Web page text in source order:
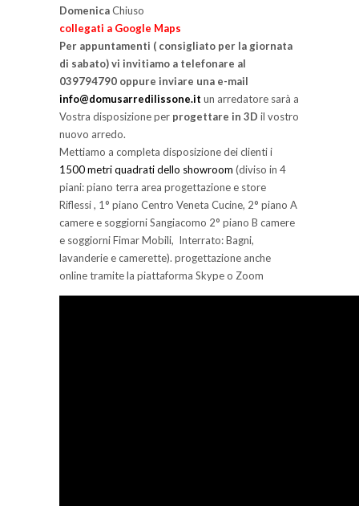
DomenicaChiuso
collegati a Google Maps
Per appuntamenti ( consigliato per la giornata
di sabato) vi invitiamo a telefonare al
039794790 oppure inviare una e-mail
info@domusarredilissone.it un arredatore sarà a
Vostra disposizione per progettare in 3D il vostro
nuovo arredo.
Mettiamo a completa disposizione dei clienti i
1500 metri quadrati dello showroom (diviso in 4
piani: piano terra area progettazione e store
Riflessi , 1° piano Centro Veneta Cucine, 2° piano A
camere e soggiorni Sangiacomo 2° piano B camere
e soggiorni Fimar Mobili, Interrato: Bagni,
lavanderie e camerette). progettazione anche
online tramite la piattaforma Skype o Zoom